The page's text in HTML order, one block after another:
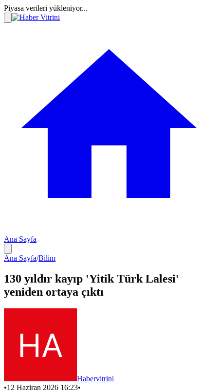
Piyasa verileri yükleniyor...
Ana Sayfa
Ana Sayfa/Bilim
130 yıldır kayıp 'Yitik Türk Lalesi'
yeniden ortaya çıktı
Habervitrini
•12 Haziran 2026 16:23•